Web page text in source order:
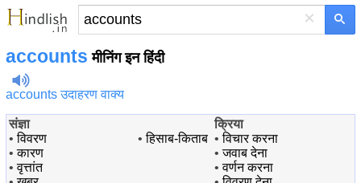
×
accounts मीनिंग इन हिंदी
accounts उदाहरण वाक्य
संज्ञा
•विवरण
•कारण
•वृत्तांत
•हिसाब-किताब
क्रिया
•विचार करना
•जवाब देना
•वर्णन करना